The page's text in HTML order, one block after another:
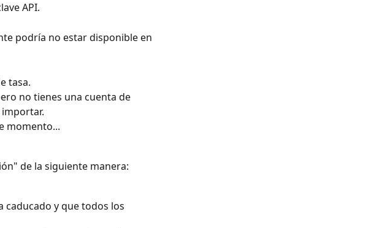
API.
podría no estar disponible en
tasa.
no tienes una cuenta de
momento...
de la siguiente manera:
caducado y que todos los